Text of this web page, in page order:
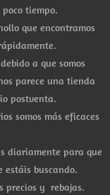
tiempo.
que encontramos
a que somos
parece una tienda
postventa.
somos más eficaces
diariamente para que
estáis buscando.
precios y rebajas.